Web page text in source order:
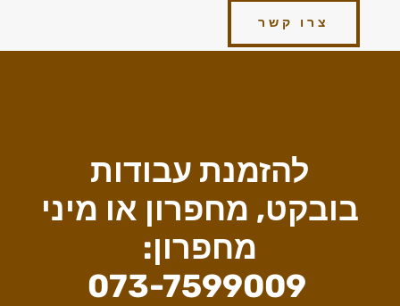
צרו קשר
להזמנת עבודות
בובקט, מחפרון או מיני
מחפרון:
073-7599009